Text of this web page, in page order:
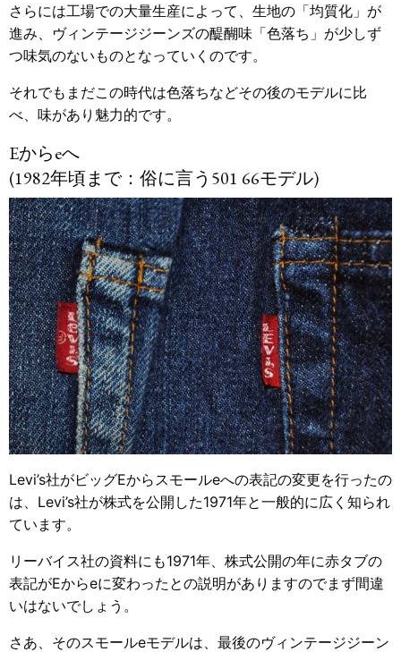
さらには工場での大量生産によって、生地の「均質化」が
進み、ヴィンテージジーンズの醍醐味「色落ち」が少しず
つ味気のないものとなっていくのです。
それでもまだこの時代は色落ちなどその後のモデルに比
べ、味があり魅力的です。
Eからeへ
(1982年頃まで：俗に言う501 66モデル)
Levi’s社がビッグEからスモールeへの表記の変更を行ったの
は、Levi’s社が株式を公開した1971年と一般的に広く知られ
ています。
リーバイス社の資料にも1971年、株式公開の年に赤タブの
表記がEからeに変わったとの説明がありますのでまず間違
いはないでしょう。
さあ、そのスモールeモデルは、最後のヴィンテージジーン